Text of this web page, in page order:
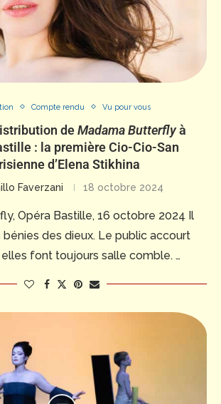
Compte rendu Vu pour vous
deMadama Butterflyà
: la première Cio-Cio-San
d’Elena Stikhina
Faverzani 18 octobre 2024
Opéra Bastille, 16 octobre 2024 Il
des dieux. Le public accourt
font toujours salle comble. …